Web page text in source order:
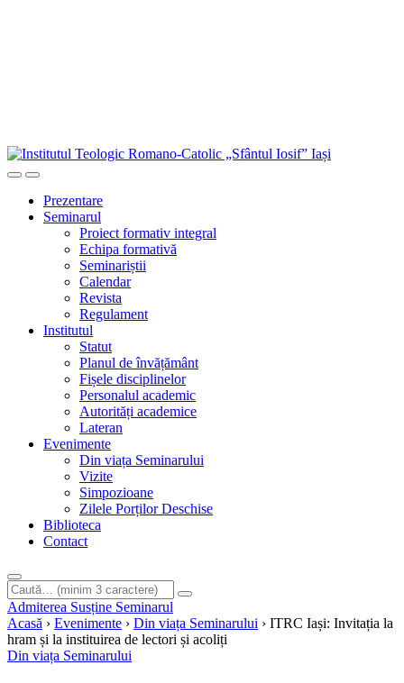
Prezentare
Seminarul
Proiect formativ integral
Echipa formativă
Seminariștii
Calendar
Revista
Regulament
Institutul
Statut
Planul de învățământ
Fișele disciplinelor
Personalul academic
Autorități academice
Lateran
Evenimente
Din viața Seminarului
Vizite
Simpozioane
Zilele Porților Deschise
Biblioteca
Contact
Caută
pe
site
puțin
3
caractere
Admiterea Susține Seminarul
Acasă › Evenimente › Din viața Seminarului › ITRC Iași: Invitația la
hram și la instituirea de lectori și acoliți
Din viața Seminarului